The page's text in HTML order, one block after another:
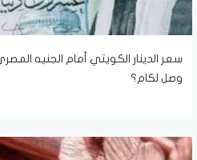
وصل لكام؟